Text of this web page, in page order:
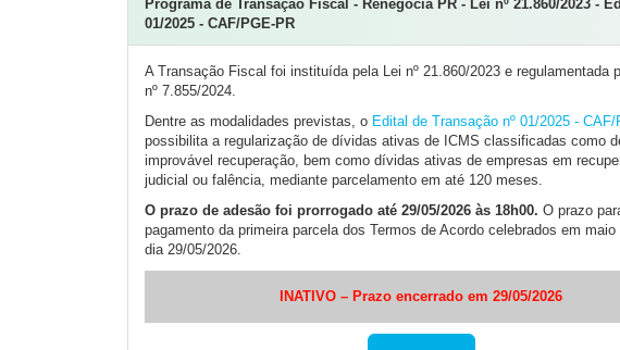
Programa de Transação Fiscal - Renegocia PR - Lei nº 21.860/2023 -
01/2025 - CAF/PGE-PR
A Transação Fiscal foi instituída pela Lei nº 21.860/2023 e regulamentada
nº 7.855/2024.
Dentre as modalidades previstas, o Edital de Transação nº 01/2025 - CAF/
possibilita a regularização de dívidas ativas de ICMS classificadas como
improvável recuperação, bem como dívidas ativas de empresas em
judicial ou falência, mediante parcelamento em até 120 meses.
O prazo de adesão foi prorrogado até 29/05/2026 às 18h00. O prazo
pagamento da primeira parcela dos Termos de Acordo celebrados em maio
dia 29/05/2026.
INATIVO – Prazo encerrado em 29/05/2026